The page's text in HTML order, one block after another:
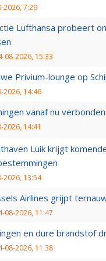
2026, 7:29
Lufthansa probeert
08-2026, 15:33
Privium-lounge op
2026, 14:46
vanaf nu
2026, 14:41
Luik krijgt
2026, 13:54
Airlines grijpt
08-2026, 11:47
en dure brandstof
08-2026, 11:38